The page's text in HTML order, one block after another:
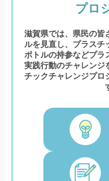
プロ
滋賀県では、県民の皆
ルを見直し、プラスチ
ボトルの持参などプラ
実践行動のチャレンジ
チックチャレンジプロ